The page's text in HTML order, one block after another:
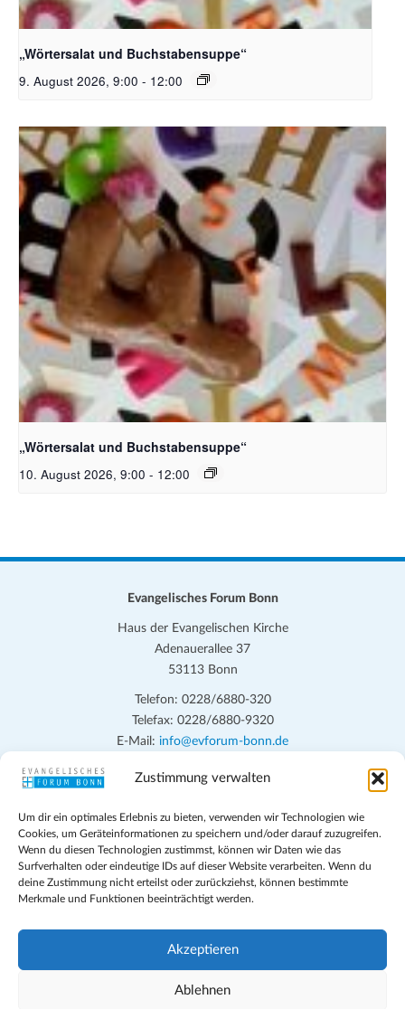
Zustimmung verwalten
Um dir ein optimales Erlebnis zu bieten, verwenden wir Technologien wie
Cookies, um Geräteinformationen zu speichern und/oder darauf zuzugreifen.
Wenn du diesen Technologien zustimmst, können wir Daten wie das
Surfverhalten oder eindeutige IDs auf dieser Website verarbeiten. Wenn du
deine Zustimmung nicht erteilst oder zurückziehst, können bestimmte
Merkmale und Funktionen beeinträchtigt werden.
Akzeptieren
Ablehnen
Bildquelle_ Pixabay Free_Christoph Meinersmann
„Wörtersalat und Buchstabensuppe“
9. August 2026, 9:00 - 12:00
Bildquelle_ Pixabay Free_Christoph Meinersmann
„Wörtersalat und Buchstabensuppe“
10. August 2026, 9:00 - 12:00
Evangelisches Forum Bonn
Haus der Evangelischen Kirche
Adenauerallee 37
53113 Bonn
Telefon: 0228/6880-320
Telefax: 0228/6880-9320
E-Mail: info@evforum-bonn.de
Das Evangelische Forum Bonn will in seinen zentralen
persönlichen, beruflichen, kirchlichen und öffentlichen Lebens
eingehen, zu offener Begegnung und ehrlicher Auseinandersetzung
anregen und mithelfen, aus der Verheißung des Evangeliums heraus
im individuellen und gesellschaftlichen Leben verantwortlich zu
denken, zu reden und zu handeln.
Impressum
Teilnahmebedingungen